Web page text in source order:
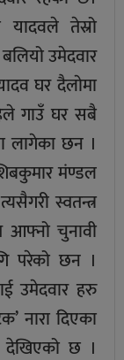
तेस्रो
उमेदवार
घर दैलाेमा
गाउँ घर सबै
लागेका छन ।
मंण्डल
स्वतन्त्र
आफ्नो चुनावी
परेको छन ।
उमेदवार हरु
नारा दिएका
देखिएको छ ।